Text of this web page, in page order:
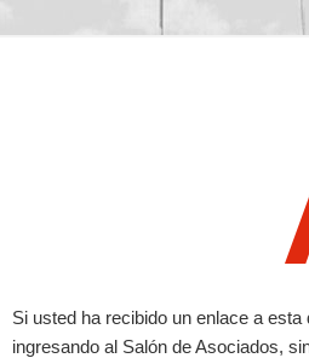
Si usted ha recibido un enlace a
ingresando al Salón de Asociados,